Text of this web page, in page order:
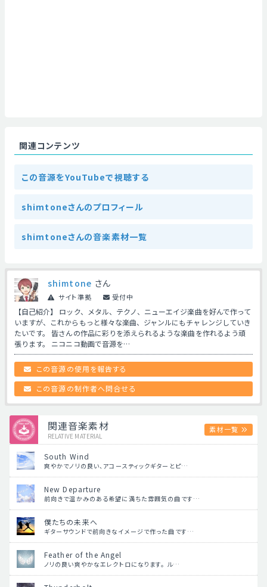
関連コンテンツ
この音源をYouTubeで視聴する
shimtoneさんのプロフィール
shimtoneさんの音楽素材一覧
shimtone さん
サイト準拠 受付中
【自己紹介】 ロック、メタル、テクノ、ニューエイジ楽曲を好んで作って
いますが、これからもっと様々な楽曲、ジャンルにもチャレンジしていき
たいです。 皆さんの作品に彩りを添えられるような楽曲を作れるよう頑
張ります。 ニコニコ動画で音源を…
この音源の使用を報告する
この音源の制作者へ問合せる
関連音楽素材
RELATIVE MATERIAL
素材一覧
South Wind
爽やかでノリの良い、アコースティックギターとピ…
New Departure
前向きで温かみのある希望に満ちた雰囲気の曲です…
僕たちの未来へ
ギターサウンドで前向きなイメージで作った曲です…
Feather of the Angel
ノリの良い爽やかなエレクトロになります。 ル…